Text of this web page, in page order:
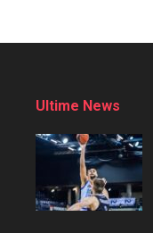
Ultime News